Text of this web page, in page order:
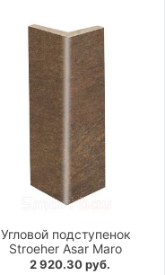
Угловой подступенок
Stroeher Asar Maro
2 920.30 руб.